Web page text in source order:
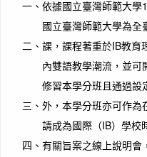
一、 依據國立臺灣師範大
二、
國立臺灣師範大學為
課，課程著重於IB教育
內雙語教學潮流，並
三、
修習本學分班且通過
外，本學分班亦可作為
請成為國際（IB）學校
四、 有關旨案之線上說明會